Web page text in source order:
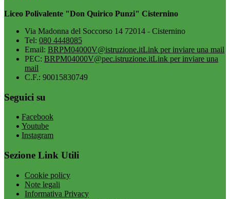
Liceo Polivalente "Don Quirico Punzi" Cisternino
Via Madonna del Soccorso 14 72014 - Cisternino
Tel: 080 4448085
Email: BRPM04000V@istruzione.itLink per inviare una mail
PEC: BRPM04000V@pec.istruzione.itLink per inviare una
mail
C.F.: 90015830749
Seguici su
Facebook
Youtube
Instagram
Sezione Link Utili
Cookie policy
Note legali
Informativa Privacy